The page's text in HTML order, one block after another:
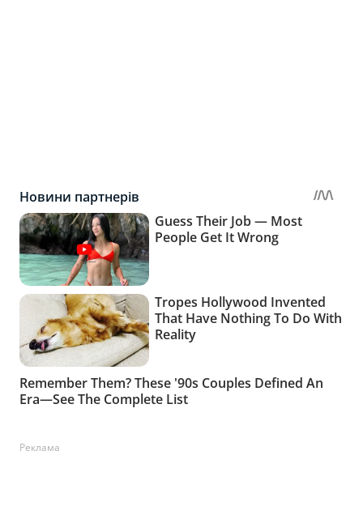
Реклама